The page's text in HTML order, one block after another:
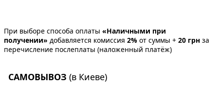
При выборе способа оплаты «Наличными при
получении» добавляется комиссия 2% от суммы + 20 грн за
перечисление послеплаты (наложенный платёж)
САМОВЫВОЗ (в Киеве)